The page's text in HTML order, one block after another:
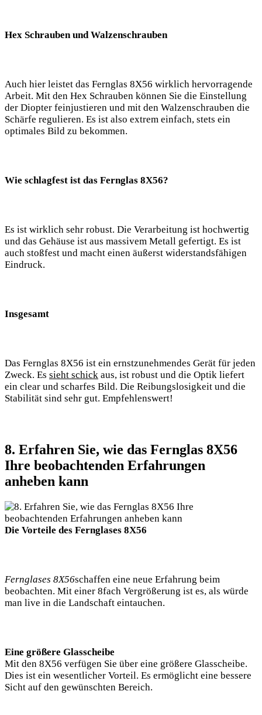
Hex Schrauben und Walzenschrauben
Auch hier leistet das Fernglas 8X56 wirklich hervorragende
Arbeit. Mit den Hex Schrauben können Sie die Einstellung
der Diopter feinjustieren und mit den Walzenschrauben die
Schärfe regulieren. Es ist also extrem einfach, stets ein
optimales Bild zu bekommen.
Wie schlagfest ist das Fernglas 8X56?
Es ist wirklich sehr robust. Die Verarbeitung ist hochwertig
und das Gehäuse ist aus massivem Metall gefertigt. Es ist
auch stoßfest und macht einen äußerst widerstandsfähigen
Eindruck.
Insgesamt
Das Fernglas 8X56 ist ein ernstzunehmendes Gerät für jeden
Zweck. Es sieht schick aus, ist robust und die Optik liefert
ein clear und scharfes Bild. Die Reibungslosigkeit und die
Stabilität sind sehr gut. Empfehlenswert!
8. Erfahren Sie, wie das Fernglas 8X56
Ihre beobachtenden Erfahrungen
anheben kann
Die Vorteile des Fernglases 8X56
Fernglases 8X56schaffen eine neue Erfahrung beim
beobachten. Mit einer 8fach Vergrößerung ist es, als würde
man live in die Landschaft eintauchen.
Eine größere Glasscheibe
Mit den 8X56 verfügen Sie über eine größere Glasscheibe.
Dies ist ein wesentlicher Vorteil. Es ermöglicht eine bessere
Sicht auf den gewünschten Bereich.